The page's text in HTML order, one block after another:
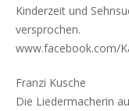
Kinderzeit und
versprochen.
www.facebook.com/
Franzi Kusche
Die Liedermacherin